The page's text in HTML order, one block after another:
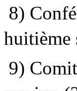
8)
huitième
9)